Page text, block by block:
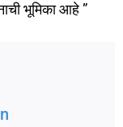
भूमिका आहे ”